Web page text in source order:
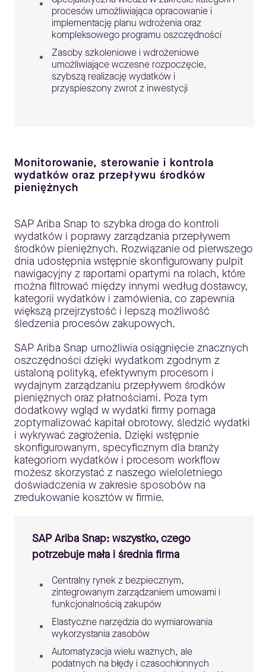
procesów umożliwiająca opracowanie i
implementację planu wdrożenia oraz
kompleksowego programu oszczędności
Zasoby szkoleniowe i wdrożeniowe
umożliwiające wczesne rozpoczęcie,
szybszą realizację wydatków i
przyspieszony zwrot z inwestycji
Monitorowanie, sterowanie i kontrola
wydatków oraz przepływu środków
pieniężnych
SAP Ariba Snap to szybka droga do kontroli
wydatków i poprawy zarządzania przepływem
środków pieniężnych. Rozwiązanie od pierwszego
dnia udostępnia wstępnie skonfigurowany pulpit
nawigacyjny z raportami opartymi na rolach, które
można filtrować między innymi według dostawcy,
kategorii wydatków i zamówienia, co zapewnia
większą przejrzystość i lepszą możliwość
śledzenia procesów zakupowych.
SAP Ariba Snap umożliwia osiągnięcie znacznych
oszczędności dzięki wydatkom zgodnym z
ustaloną polityką, efektywnym procesom i
wydajnym zarządzaniu przepływem środków
pieniężnych oraz płatnościami. Poza tym
dodatkowy wgląd w wydatki firmy pomaga
zoptymalizować kapitał obrotowy, śledzić wydatki
i wykrywać zagrożenia. Dzięki wstępnie
skonfigurowanym, specyficznym dla branży
kategoriom wydatków i procesom workflow
możesz skorzystać z naszego wieloletniego
doświadczenia w zakresie sposobów na
zredukowanie kosztów w firmie.
SAP Ariba Snap: wszystko, czego
potrzebuje mała i średnia firma
Centralny rynek z bezpiecznym,
zintegrowanym zarządzaniem umowami i
funkcjonalnością zakupów
Elastyczne narzędzia do wymiarowania
wykorzystania zasobów
Automatyzacja wielu ważnych, ale
podatnych na błędy i czasochłonnych